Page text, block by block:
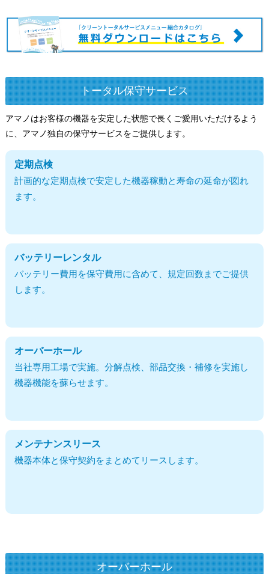
トータル保守サービス
アマノはお客様の機器を安定した状態で長くご愛用いただけるよう
に、アマノ独自の保守サービスをご提供します。
定期点検
計画的な定期点検で安定した機器稼動と寿命の延命が図れ
ます。
バッテリーレンタル
バッテリー費用を保守費用に含めて、規定回数までご提供
します。
オーバーホール
当社専用工場で実施。分解点検、部品交換・補修を実施し
機器機能を蘇らせます。
メンテナンスリース
機器本体と保守契約をまとめてリースします。
オーバーホール